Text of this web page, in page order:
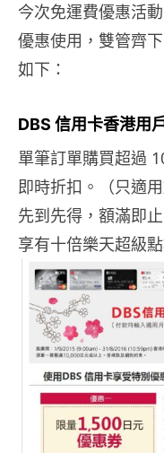
今次免運費優惠活
優惠使用，雙管齊
如下：
DBS 信用卡香港用
單筆訂單購買超過
即時折扣。（只適
先到先得，額滿即
享有十倍樂天超級